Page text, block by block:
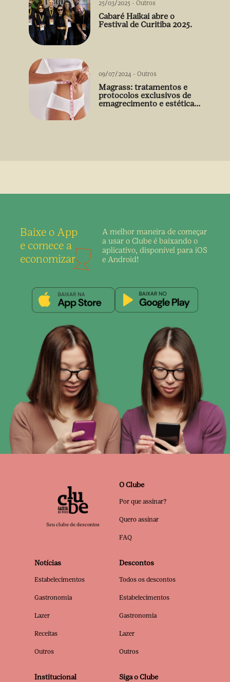
25/03/2025 - Outros
Cabaré Haikai abre o
Festival de Curitiba 2025.
09/07/2024 - Outros
Magrass: tratamentos e
protocolos exclusivos de
emagrecimento e estética
Baixe o App
e comece a
economizar
A melhor maneira de começar
a usar o Clube é baixando o
aplicativo, disponível para iOS
e Android!
Seu clube de descontos
O Clube
Por que assinar?
Quero assinar
FAQ
Notícias
Estabelecimentos
Gastronomia
Lazer
Receitas
Outros
Descontos
Todos os descontos
Estabelecimentos
Gastronomia
Lazer
Outros
Institucional Siga o Clube